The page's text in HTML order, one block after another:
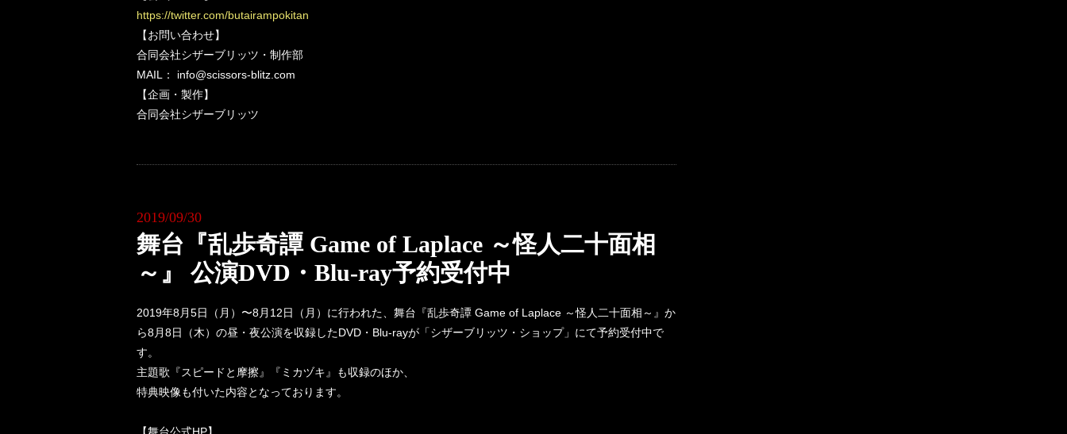
https://twitter.com/butairampokitan
【お問い合わせ】
合同会社シザーブリッツ・制作部
MAIL： info@scissors-blitz.com
【企画・製作】
合同会社シザーブリッツ
2019/09/30
舞台『乱歩奇譚 Game of Laplace ～怪人二十面相
～』 公演DVD・Blu-ray予約受付中
2019年8月5日（月）〜8月12日（月）に行われた、舞台『乱歩奇譚 Game of Laplace ～怪人二十面相～』か
ら8月8日（木）の昼・夜公演を収録したDVD・Blu-rayが「シザーブリッツ・ショップ」にて予約受付中で
す。
主題歌『スピードと摩擦』『ミカヅキ』も収録のほか、
特典映像も付いた内容となっております。